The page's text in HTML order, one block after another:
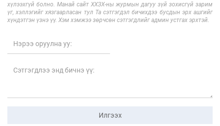
хүлээхгүй болно. Манай сайт ХХЗХ-ны журмын дагуу зүй зохисгүй зарим
үг, хэллэгийг хязгаарласан тул Та сэтгэгдэл бичихдээ бусдын эрх ашгийг
хүндэтгэн үзнэ үү. Хэм хэмжээ зөрчсөн сэтгэгдлийг админ устгах эрхтэй.
Илгээх